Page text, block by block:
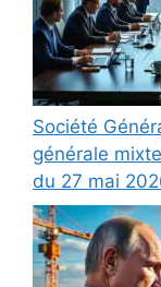
Société
générale
du 27 mai